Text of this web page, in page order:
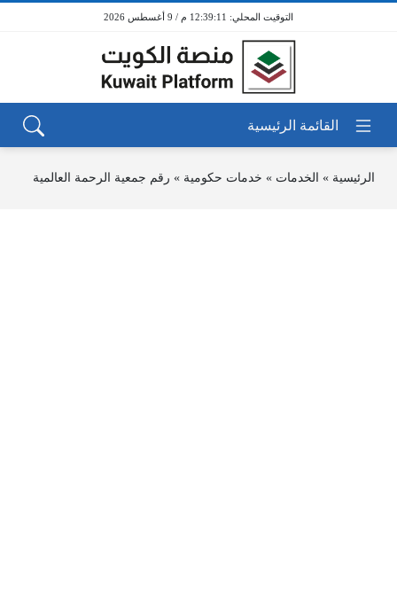
12:39:11 م / 9 أغسطس 2026
الرئيسية » الخدمات » خدمات حكومية » رقم جمعية الرحمة العالمية